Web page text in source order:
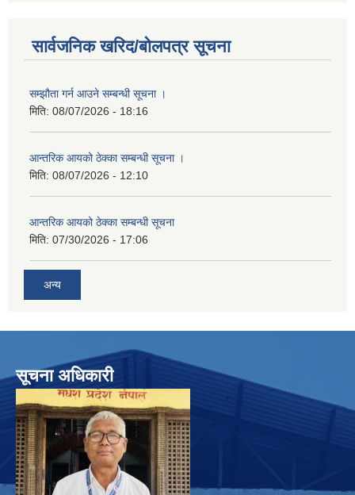
सार्वजनिक खरिद/बोलपत्र सूचना
सम्झौता गर्न आउने सम्बन्धी सूचना ।
मिति: 08/07/2026 - 18:16
आन्तरिक आयको ठेक्का सम्बन्धी सूचना ।
मिति: 08/07/2026 - 12:10
आन्तरिक आयको ठेक्का सम्बन्धी सूचना
मिति: 07/30/2026 - 17:06
अन्य
सूचना अधिकारी